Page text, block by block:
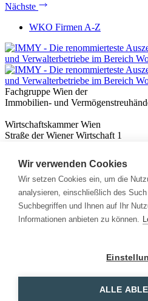
Nächste
WKO Firmen A-Z
Fachgruppe Wien der
Immobilien- und
Wirtschaftskammer Wien
Straße der Wiener Wirtschaft 1
Nützliches
Immobilienwissen
Formulare & Rechner
Expert:innen
Info
Wir verwenden Cookies
Wir setzen Cookies ein, um die
analysieren, einschließlich des
Suchbegriffen und Ihnen auf Ihr
Informationen anbieten zu können.
ALLE